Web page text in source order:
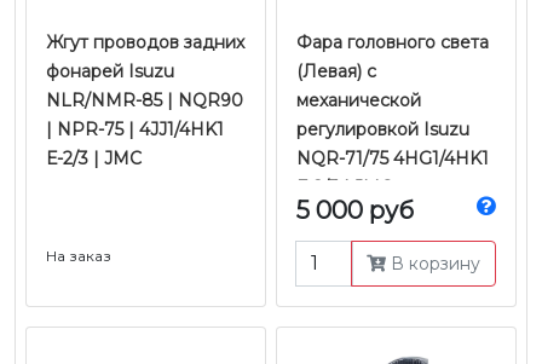
Жгут проводов задних
фонарей Isuzu
NLR/NMR-85 | NQR90
| NPR-75 | 4JJ1/4HK1
Е-2/3 | JMC
На заказ
Фара головного света
(Левая) с
механической
регулировкой Isuzu
NQR-71/75 4HG1/4HK1
Е-2/3 | JMC
5 000 руб
В корзину